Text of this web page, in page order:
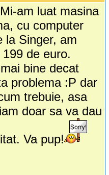
am luat masina
cu computer
la Singer, am
de euro.
bine decat
problema :P dar
trebuie, asa
doar sa va dau
Va pup!